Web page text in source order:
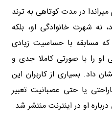
در مدت کوتاهی به ترند
نه شهرت خانوادگی او، بلکه
مسابقه با حساسیت زیادی
او را با صورتی کاملا جدی و
بسیاری از کاربران این
یا حتی عصبانیت تعبیر
او در اینترنت منتشر شد.